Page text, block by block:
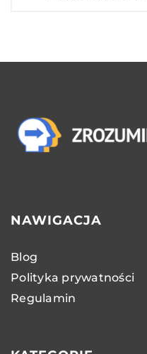
NAWIGACJA
Blog
Polityka prywatności
Regulamin